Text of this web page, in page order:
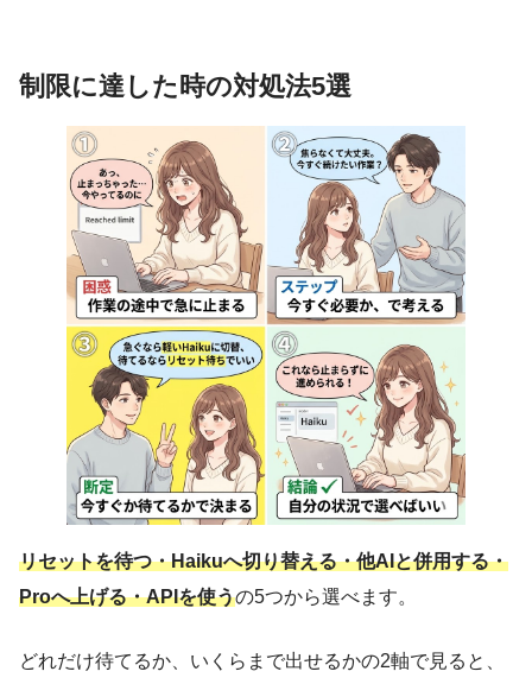
制限に達した時の対処法5選
リセットを待つ・Haikuへ切り替える・他AIと併用する・
Proへ上げる・APIを使うの5つから選べます。
どれだけ待てるか、いくらまで出せるかの2軸で見ると、